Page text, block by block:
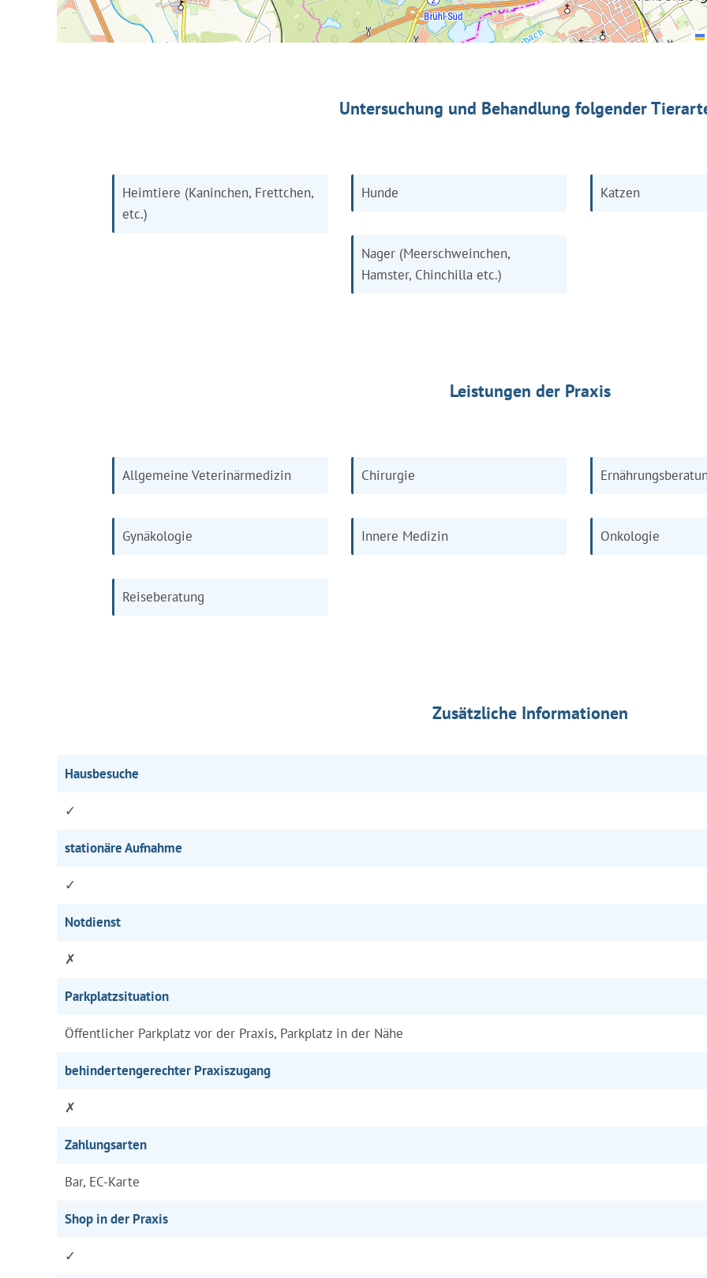
Untersuchung und Behandlung folgender
Heimtiere (Kaninchen, Frettchen,
etc.)
Hunde Katzen
Nager (Meerschweinchen,
Hamster, Chinchilla etc.)
Leistungen der Praxis
Allgemeine Veterinärmedizin Chirurgie
Gynäkologie Innere Medizin Onkologie
Reiseberatung
Zusätzliche Informationen
Hausbesuche
✓
stationäre Aufnahme
✓
Notdienst
✗
Parkplatzsituation
Öffentlicher Parkplatz vor der Praxis, Parkplatz in der Nähe
behindertengerechter Praxiszugang
✗
Zahlungsarten
Bar, EC-Karte
Shop in der Praxis
✓